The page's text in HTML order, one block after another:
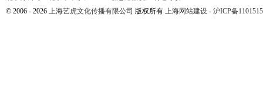
© 2006 - 2026 上海艺虎文化传播有限公司 版权所有 上海网站建设 - 沪ICP备